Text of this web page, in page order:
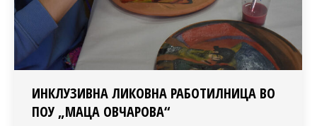
ИНКЛУЗИВНА ЛИКОВНА РАБОТИЛНИЦА ВО
ПОУ „МАЦА ОВЧАРОВА“